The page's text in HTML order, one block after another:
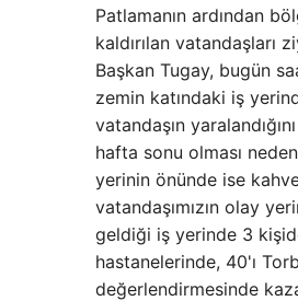
Patlamanın ardından
kaldırılan vatandaşları
Başkan Tugay, bugün
zemin katındaki iş
vatandaşın
hafta sonu olması
yerinin önünde ise
vatandaşımızın olay
geldiği iş yerinde 3
hastanelerinde, 40'ı
değerlendirmesinde